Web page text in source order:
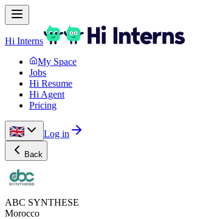
Hi Interns
My Space
Jobs
Hi Resume
Hi Agent
Pricing
Log in
Back
ABC SYNTHESE
Morocco